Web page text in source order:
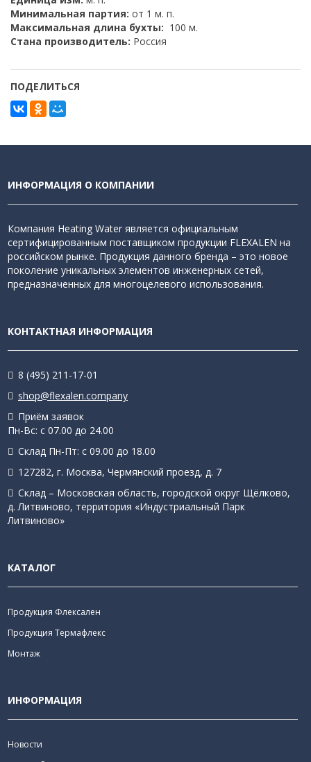
Минимальная партия: от 1 м. п.
Максимальная длина бухты: 100 м.
Стана производитель: Россия
ПОДЕЛИТЬСЯ
ИНФОРМАЦИЯ О КОМПАНИИ
Компания Heating Water является официальным
сертифицированным поставщиком продукции FLEXALEN на
российском рынке. Продукция данного бренда – это новое
поколение уникальных элементов инженерных сетей,
предназначенных для многоцелевого использования.
КОНТАКТНАЯ ИНФОРМАЦИЯ
8 (495) 211-17-01
shop@flexalen.company
Приём заявок
Пн-Вс: с 07.00 до 24.00
Склад Пн-Пт: с 09.00 до 18.00
127282, г. Москва, Чермянский проезд, д. 7
Склад – Московская область, городской округ Щёлково,
д. Литвиново, территория «Индустриальный Парк
Литвиново»
КАТАЛОГ
Продукция Флексален
Продукция Термафлекс
Монтаж
ИНФОРМАЦИЯ
Новости